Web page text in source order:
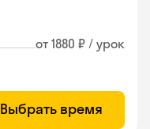
от 1880 ₽ / урок
Выбрать время